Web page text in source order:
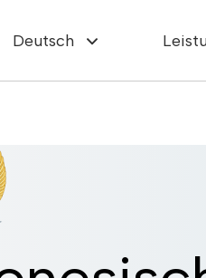
Deutsch